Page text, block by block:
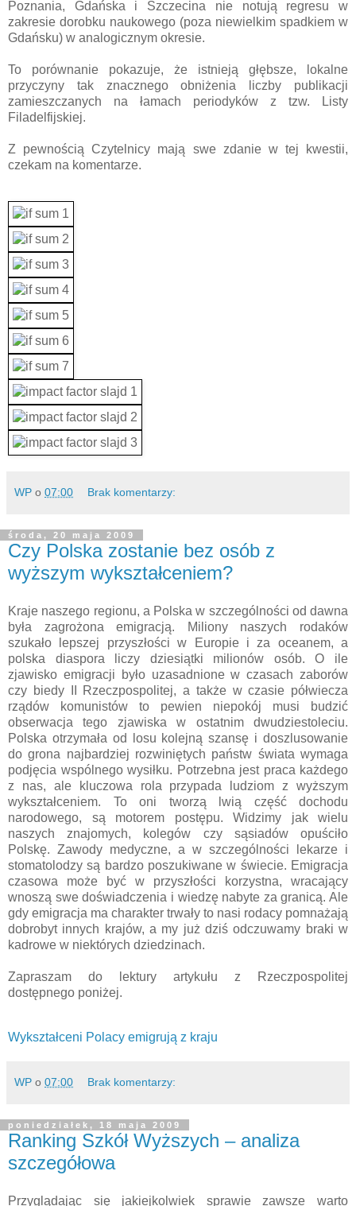
Poznania, Gdańska i Szczecina nie notują regresu w
zakresie dorobku naukowego (poza niewielkim spadkiem w
Gdańsku) w analogicznym okresie.
To porównanie pokazuje, że istnieją głębsze, lokalne
przyczyny tak znacznego obniżenia liczby publikacji
zamieszczanych na łamach periodyków z tzw. Listy
Filadelfijskiej.
Z pewnością Czytelnicy mają swe zdanie w tej kwestii,
czekam na komentarze.
WP o 07:00 Brak komentarzy:
środa, 20 maja 2009
Czy Polska zostanie bez osób z
wyższym wykształceniem?
Kraje naszego regionu, a Polska w szczególności od dawna
była zagrożona emigracją. Miliony naszych rodaków
szukało lepszej przyszłości w Europie i za oceanem, a
polska diaspora liczy dziesiątki milionów osób. O ile
zjawisko emigracji było uzasadnione w czasach zaborów
czy biedy II Rzeczpospolitej, a także w czasie półwiecza
rządów komunistów to pewien niepokój musi budzić
obserwacja tego zjawiska w ostatnim dwudziestoleciu.
Polska otrzymała od losu kolejną szansę i doszlusowanie
do grona najbardziej rozwiniętych państw świata wymaga
podjęcia wspólnego wysiłku. Potrzebna jest praca każdego
z nas, ale kluczowa rola przypada ludziom z wyższym
wykształceniem. To oni tworzą lwią część dochodu
narodowego, są motorem postępu. Widzimy jak wielu
naszych znajomych, kolegów czy sąsiadów opuściło
Polskę. Zawody medyczne, a w szczególności lekarze i
stomatolodzy są bardzo poszukiwane w świecie. Emigracja
czasowa może być w przyszłości korzystna, wracający
wnoszą swe doświadczenia i wiedzę nabyte za granicą. Ale
gdy emigracja ma charakter trwały to nasi rodacy pomnażają
dobrobyt innych krajów, a my już dziś odczuwamy braki w
kadrowe w niektórych dziedzinach.
Zapraszam do lektury artykułu z Rzeczpospolitej
dostępnego poniżej.
Wykształceni Polacy emigrują z kraju
WP o 07:00 Brak komentarzy:
poniedziałek, 18 maja 2009
Ranking Szkół Wyższych – analiza
szczegółowa
Przyglądając się jakiejkolwiek sprawie zawsze warto